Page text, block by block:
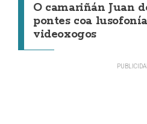
O camariñán Juan
pontes coa
videoxogos